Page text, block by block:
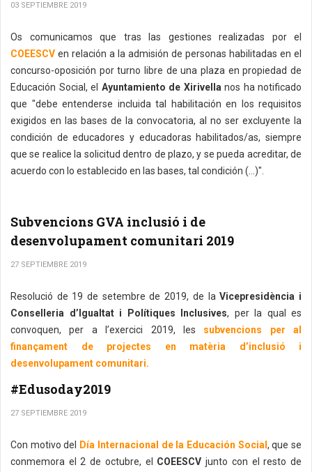
03 SEPTIEMBRE 2019
Os comunicamos que tras las gestiones realizadas por el
COEESCV en relación a la admisión de personas habilitadas en el
concurso-oposición por turno libre de una plaza en propiedad de
Educación Social, el Ayuntamiento de Xirivella nos ha notificado
que "debe entenderse incluida tal habilitación en los requisitos
exigidos en las bases de la convocatoria, al no ser excluyente la
condición de educadores y educadoras habilitados/as, siempre
que se realice la solicitud dentro de plazo, y se pueda acreditar, de
acuerdo con lo establecido en las bases, tal condición (...)".
Subvencions GVA inclusió i de
desenvolupament comunitari 2019
27 SEPTIEMBRE 2019
Resolució de 19 de setembre de 2019, de laVicepresidència i
Conselleria d’Igualtat i Polítiques Inclusives, per la qual es
convoquen, per a l’exercici 2019, les subvencions per al
finançament de projectes en matèria d’inclusió i
desenvolupament comunitari.
#Edusoday2019
27 SEPTIEMBRE 2019
Con motivo del Día Internacional de la Educación Social , que se
conmemora el 2 de octubre, el COEESCV junto con el resto de